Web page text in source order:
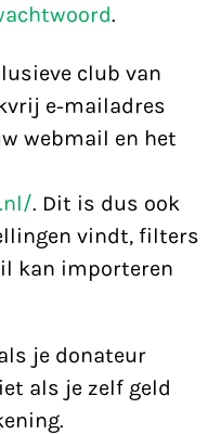
.
club van
e-mailadres
webmail en het
. Dit is dus ook
vindt, filters
kan importeren
je donateur
als je zelf geld